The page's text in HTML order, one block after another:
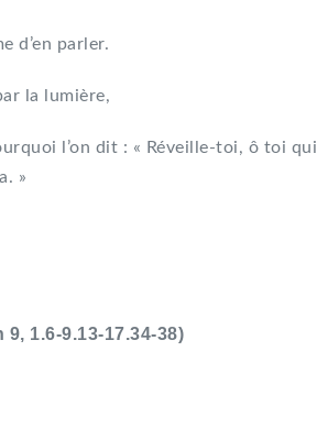
d’en parler.
la lumière,
l’on dit : « Réveille-toi, ô toi qui
»
1.6-9.13-17.34-38)